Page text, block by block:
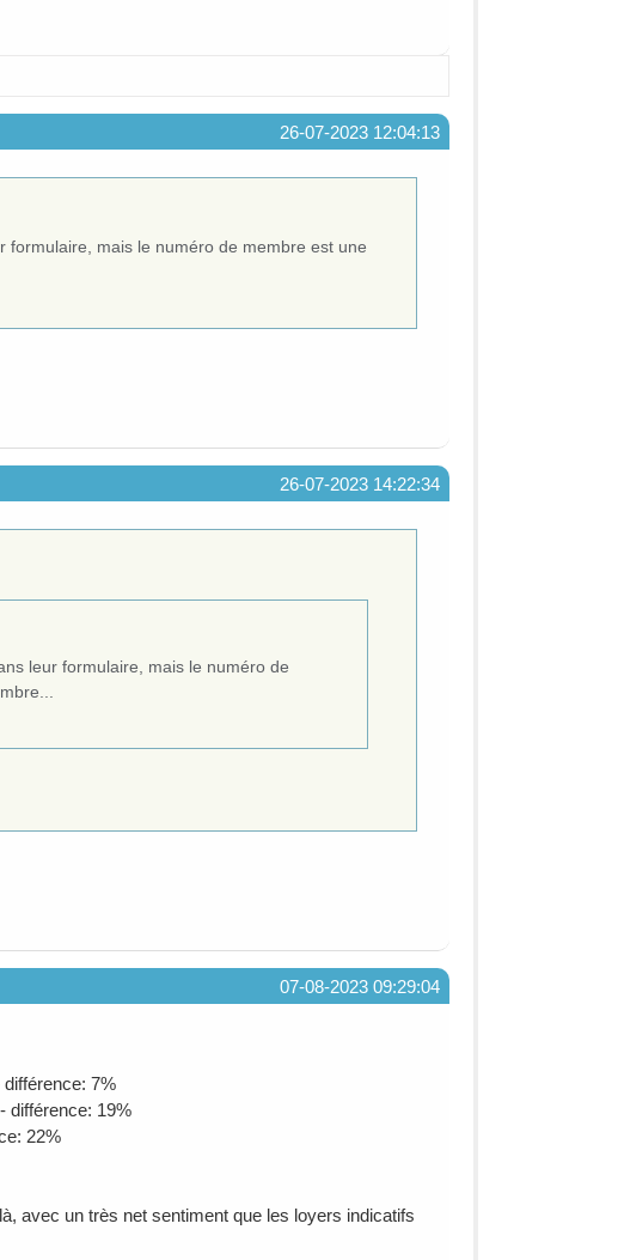
26-07-2023 12:04:13
mais le numéro de membre est une
26-07-2023 14:22:34
leur formulaire, mais le numéro de
07-08-2023 09:29:04
7%
différence: 19%
22%
avec un très net sentiment que les loyers indicatifs